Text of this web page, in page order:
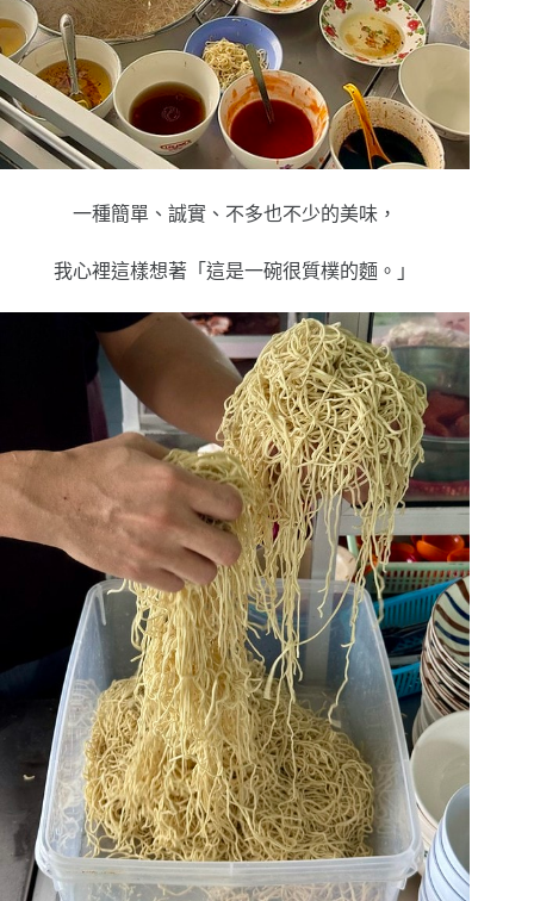
一種簡單、誠實、不多也不少的美味，
我心裡這樣想著 「這是一碗很質樸的麵。」